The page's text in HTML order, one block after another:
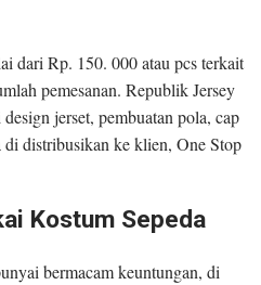
dari Rp. 150. 000 atau pcs terkait
pemesanan. Republik Jersey
jerset, pembuatan pola, cap
distribusikan ke klien, One Stop
Kostum Sepeda
bermacam keuntungan, di